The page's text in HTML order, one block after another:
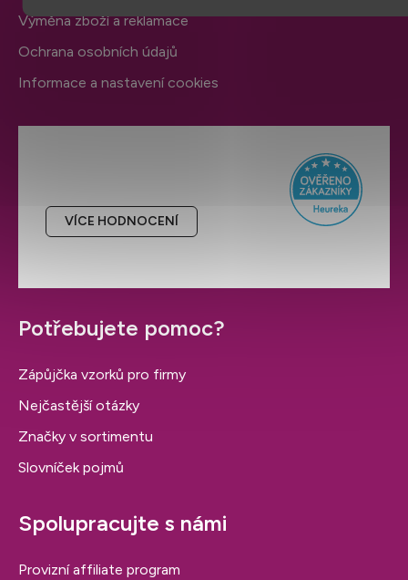
VÍCE HODNOCENÍ
Výměna zboží a reklamace
Ochrana osobních údajů
Informace a nastavení cookies
Potřebujete pomoc?
Zápůjčka vzorků pro firmy
Nejčastější otázky
Značky v sortimentu
Slovníček pojmů
Spolupracujte s námi
Provizní affiliate program